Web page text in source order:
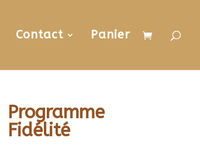
Contact Panier
Programme
Fidélité